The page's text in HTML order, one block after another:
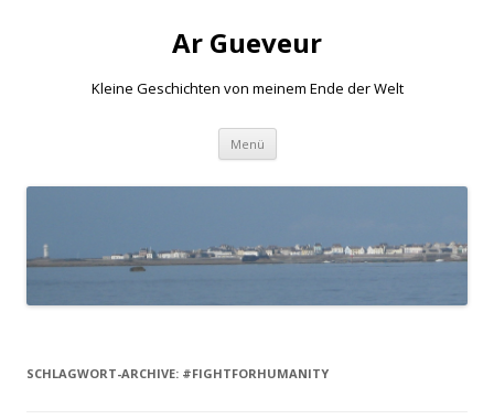
Ar Gueveur
Kleine Geschichten von meinem Ende der Welt
Menü Springe
Inhalt
SCHLAGWORT-ARCHIVE: #FIGHTFORHUMANITY